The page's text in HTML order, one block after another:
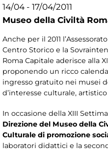
14/04 - 17/04/2011
Museo della Civiltà
Anche per il 2011
Centro Storico e la
Roma Capitale aderisce alla
proponendo un ricco
ingresso gratuito nei musei
d’interesse culturale,
In occasione della XIII
Direzione del Museo della
Culturale di promozione
laboratori didattici e la